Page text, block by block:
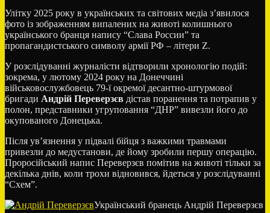
Улітку 2025 року в українських та світових медіа з’явилося
фото із зображенням випалених на животі колишнього
українського бранця напису “Слава России” та
пропагандистського символу армії РФ – літери Z.
У розслідуванні журналісти відтворили хронологію подій:
зокрема, у лютому 2024 року на Донеччині
військовослужбовець 79-ї окремої десантно-штурмової
бригади Андрій Переверзєв дістав поранення та потрапив у
полон, представники угруповання “ДНР” вивезли його до
окупованого Донецька.
Після ув’язнення у підвалі бійця з важкими травмами
привезли до медустанови, де йому зробили першу операцію.
Проросійський напис Переверзєв помітив на животі тільки за
декілька днів, коли трохи відновився, йдеться у розслідуванні
“Схем”.
Український бранець Андрій Переверзєв